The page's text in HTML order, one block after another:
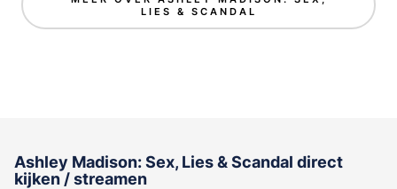
LIES & SCANDAL
Ashley Madison: Sex, Lies & Scandal direct
kijken / streamen